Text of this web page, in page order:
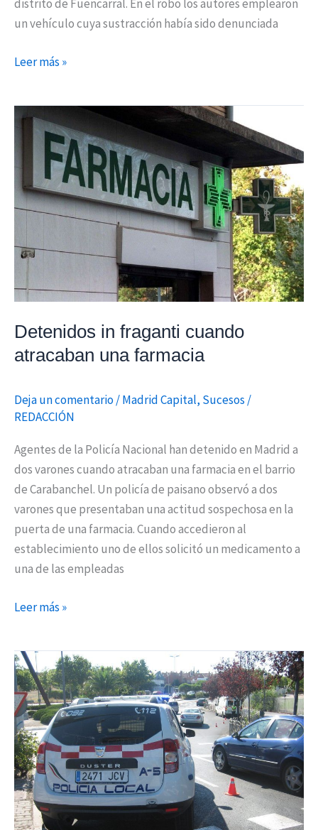
distrito de Fuencarral. En el robo los autores emplearon
un vehículo cuya sustracción había sido denunciada
Leer más »
Detenidos in fraganti cuando
atracaban una farmacia
Deja un comentario/Madrid Capital, Sucesos /
REDACCIÓN
Agentes de la Policía Nacional han detenido en Madrid a
dos varones cuando atracaban una farmacia en el barrio
de Carabanchel. Un policía de paisano observó a dos
varones que presentaban una actitud sospechosa en la
puerta de una farmacia. Cuando accedieron al
establecimiento uno de ellos solicitó un medicamento a
una de las empleadas
Detenidos
fraganti
cuando
atracaban
una
Leer más »
Tres
detenidos
tras
sustraer
de
una
nave
de
logística